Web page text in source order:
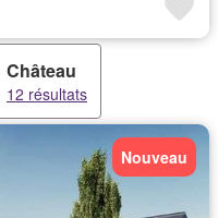
Château
12 résultats
Nouveau